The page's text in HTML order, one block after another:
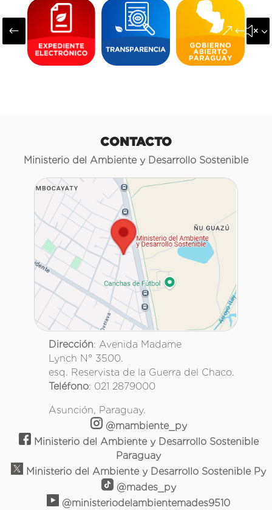
#
CONTACTO
Ministerio del Ambiente y Desarrollo Sostenible
Dirección: Avenida Madame
Lynch N° 3500.
esq. Reservista de la Guerra del Chaco.
Teléfono: 021 2879000
Asunción, Paraguay.
@mambiente_py
Ministerio del Ambiente y Desarrollo Sostenible
Paraguay
Ministerio del Ambiente y Desarrollo Sostenible Py
@mades_py
@ministeriodelambientemades9510